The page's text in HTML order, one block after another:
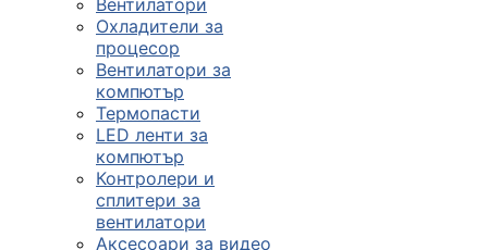
Вентилатори
Охладители за
процесор
Вентилатори за
компютър
Термопасти
LED ленти за
компютър
Контролери и
сплитери за
вентилатори
Аксесоари за видео